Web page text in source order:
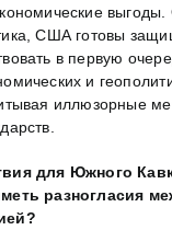
выгоды.
США готовы
в первую
и
иллюзорные
для Южного
разногласия